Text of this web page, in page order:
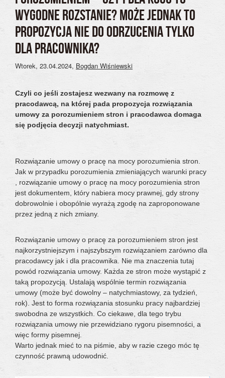
WYGODNE ROZSTANIE? MOŻE JEDNAK TO
PROPOZYCJA NIE DO ODRZUCENIA TYLKO
DLA PRACOWNIKA?
Wtorek, 23.04.2024, Bogdan Wiśniewski
Czyli co jeśli zostajesz wezwany na rozmowę z
pracodawcą, na której pada propozycja rozwiązania
umowy za porozumieniem stron i pracodawca domaga
się podjęcia decyzji natychmiast.
Rozwiązanie umowy o pracę na mocy porozumienia stron.
Jak w przypadku porozumienia zmieniających warunki pracy
, rozwiązanie umowy o pracę na mocy porozumienia stron
jest dokumentem, który nabiera mocy prawnej, gdy strony
dobrowolnie i obopólnie wyrażą zgodę na zaproponowane
przez jedną z nich zmiany.
Rozwiązanie umowy o pracę za porozumieniem stron jest
najkorzystniejszym i najszybszym rozwiązaniem zarówno dla
pracodawcy jak i dla pracownika. Nie ma znaczenia tutaj
powód rozwiązania umowy. Każda ze stron może wystąpić z
taką propozycją. Ustalają wspólnie termin rozwiązania
umowy (może być dowolny – natychmiastowy, za tydzień,
rok). Jest to forma rozwiązania stosunku pracy najbardziej
swobodna ze wszystkich. Co ciekawe, dla tego trybu
rozwiązania umowy nie przewidziano rygoru pisemności, a
więc formy pisemnej.
Warto jednak mieć to na piśmie, aby w razie czego móc tę
czynność prawną udowodnić.